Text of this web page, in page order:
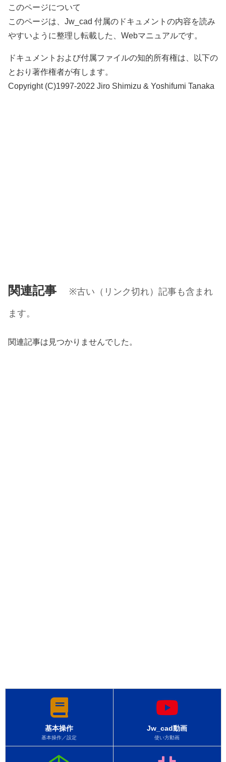
このページについて
このページは、Jw_cad 付属のドキュメントの内容を読み
やすいように整理し転載した、Webマニュアルです。
ドキュメントおよび付属ファイルの知的所有権は、以下の
とおり著作権者が有します。
Copyright (C)1997-2022 Jiro Shimizu & Yoshifumi Tanaka
関連記事
※古い（リンク切れ）記事も含まれ
ます。
関連記事は見つかりませんでした。
基本操作
基本操作／設定
Jw_cad動画
使い方動画